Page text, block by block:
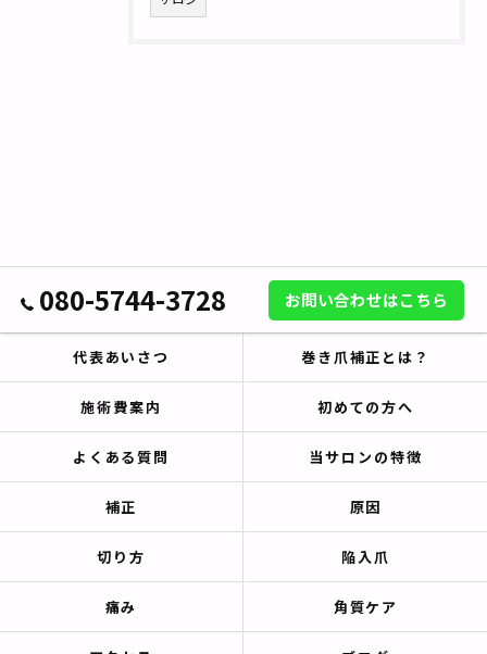
080-5744-3728 お問い合わせはこちら
代表あいさつ 巻き爪補正とは？
施術費案内 初めての方へ
よくある質問 当サロンの特徴
補正 原因
切り方 陥入爪
痛み 角質ケア